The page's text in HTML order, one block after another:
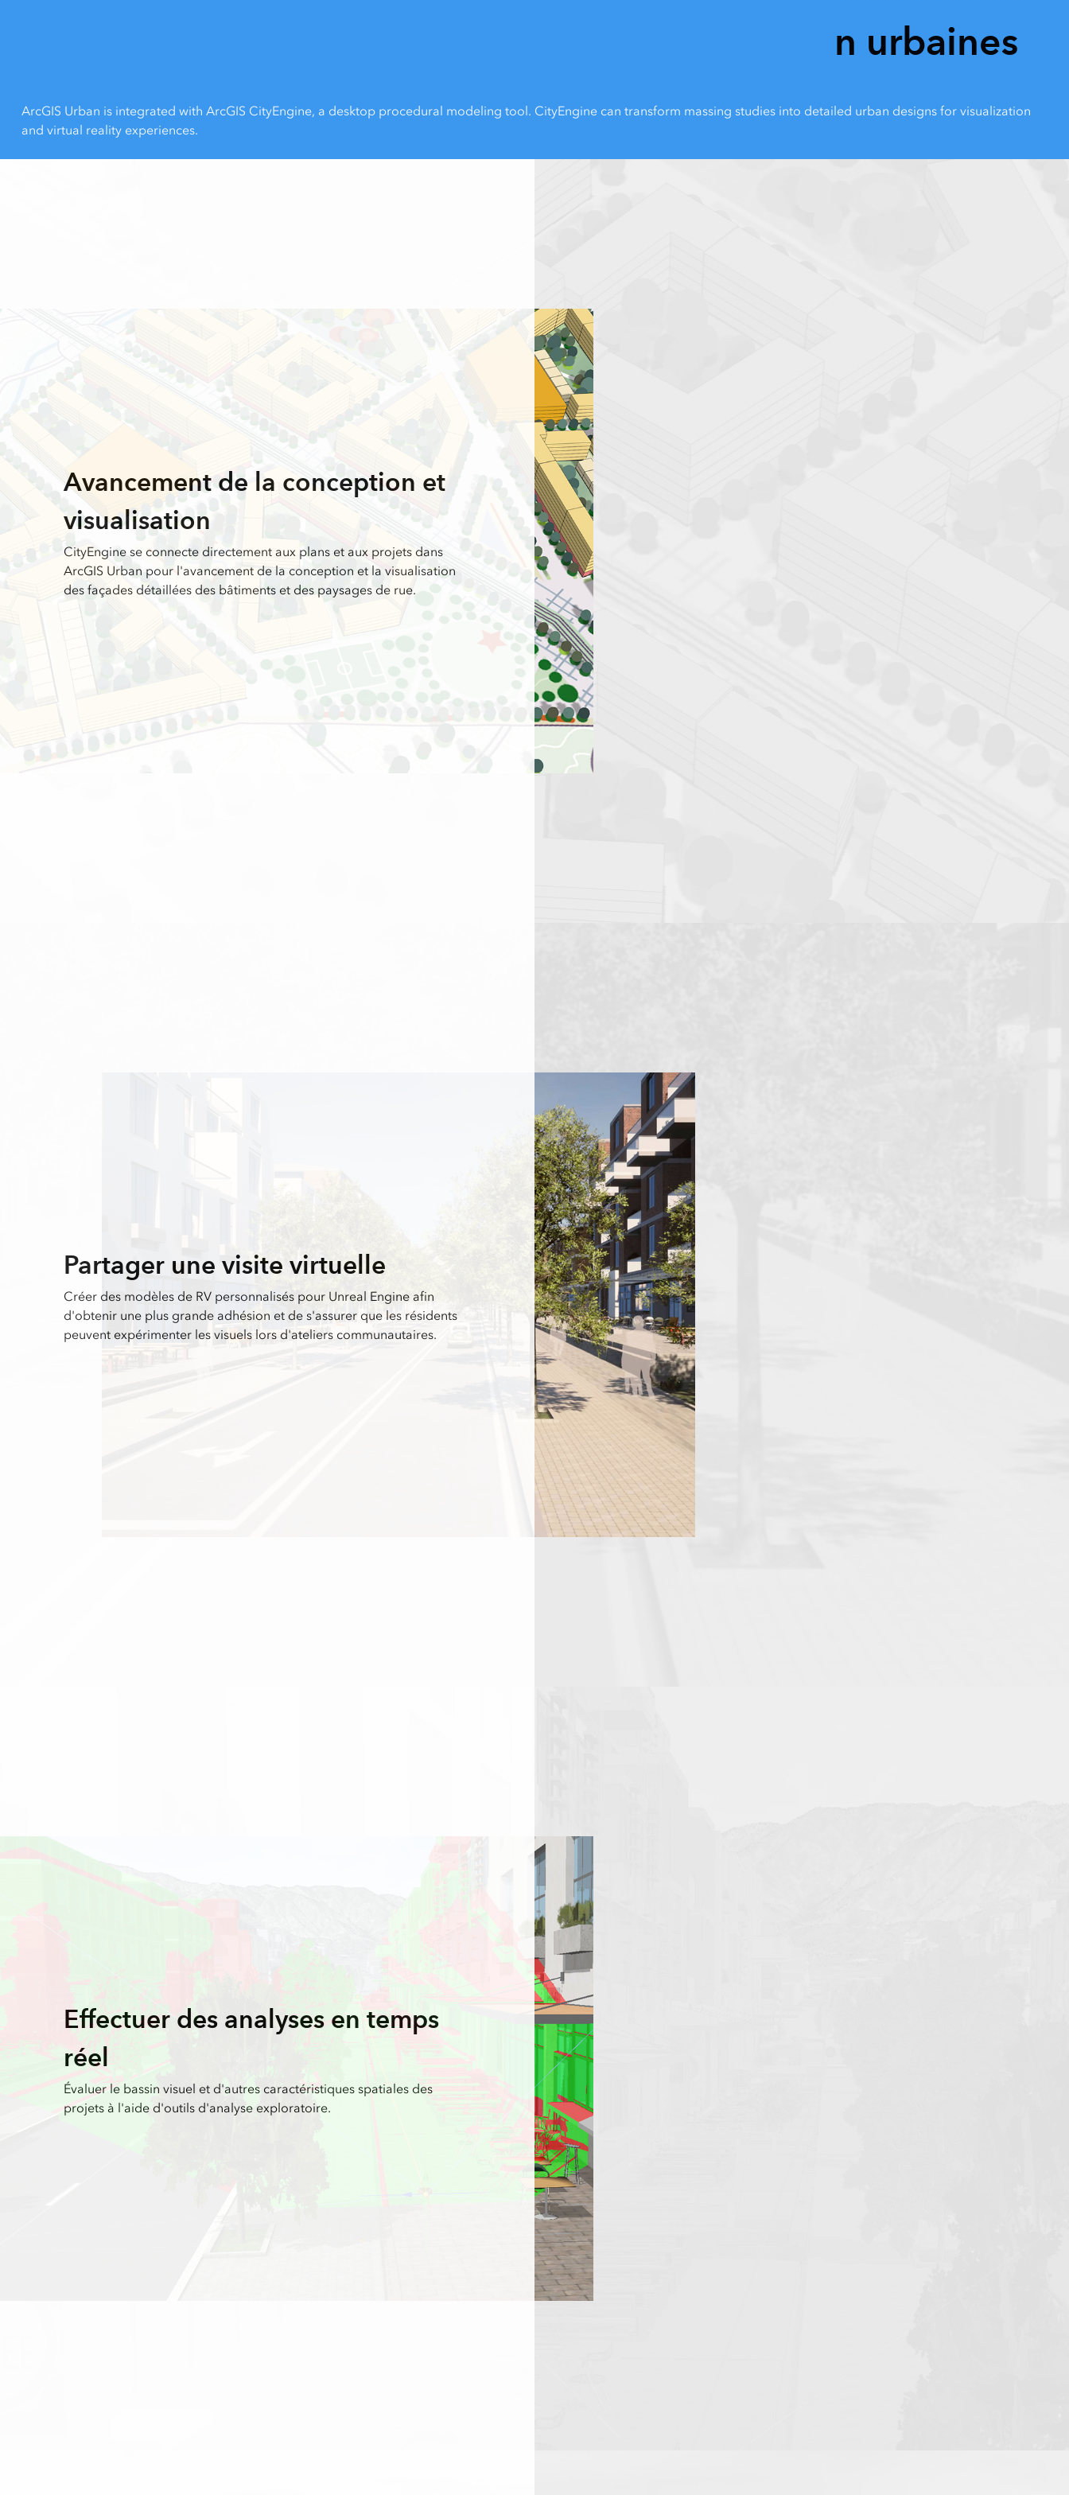
n urbaines
ArcGIS Urban is integrated with ArcGIS CityEngine, a desktop procedural modeling tool. CityEngine can transform massing studies into detailed urban designs for visualization
and virtual reality experiences.
Avancement de la conception et
visualisation
CityEngine se connecte directement aux plans et aux projets dans
ArcGIS Urban pour l'avancement de la conception et la visualisation
des façades détaillées des bâtiments et des paysages de rue.
Partager une visite virtuelle
Créer des modèles de RV personnalisés pour Unreal Engine afin
d'obtenir une plus grande adhésion et de s'assurer que les résidents
peuvent expérimenter les visuels lors d'ateliers communautaires.
Effectuer des analyses en temps
réel
Évaluer le bassin visuel et d'autres caractéristiques spatiales des
projets à l'aide d'outils d'analyse exploratoire.